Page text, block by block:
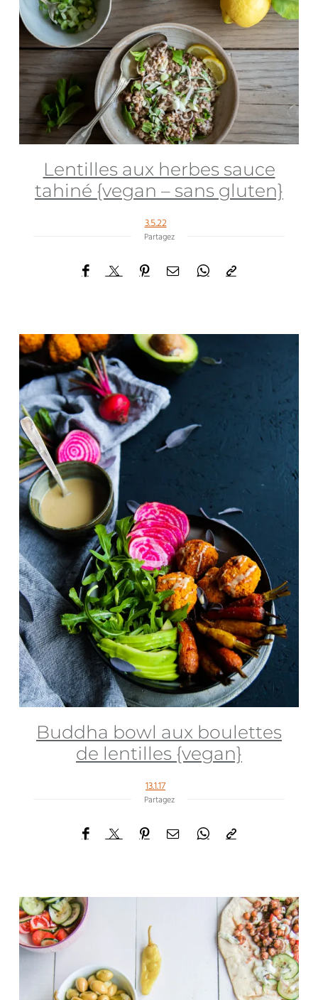
Lentilles aux herbes sauce
tahiné {vegan – sans gluten}
3.5.22
Partagez
Buddha bowl aux boulettes
de lentilles {vegan}
13.1.17
Partagez